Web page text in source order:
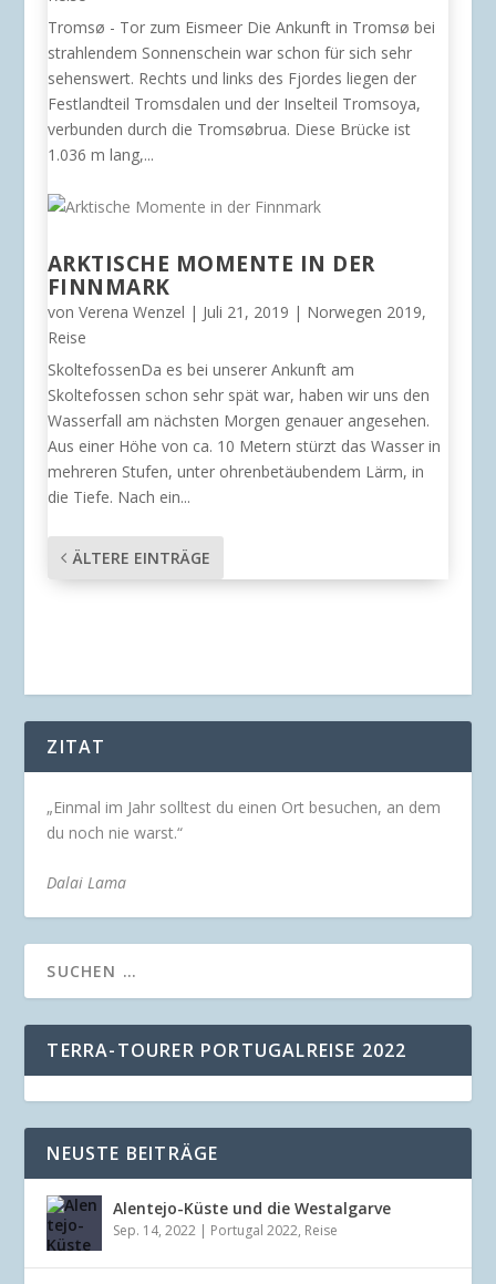
Tromsø - Tor zum Eismeer Die Ankunft in Tromsø bei
strahlendem Sonnenschein war schon für sich sehr
sehenswert. Rechts und links des Fjordes liegen der
Festlandteil Tromsdalen und der Inselteil Tromsoya,
verbunden durch die Tromsøbrua. Diese Brücke ist
1.036 m lang,...
ARKTISCHE MOMENTE IN DER
FINNMARK
von Verena Wenzel | Juli 21, 2019 | Norwegen 2019,
Reise
SkoltefossenDa es bei unserer Ankunft am
Skoltefossen schon sehr spät war, haben wir uns den
Wasserfall am nächsten Morgen genauer angesehen.
Aus einer Höhe von ca. 10 Metern stürzt das Wasser in
mehreren Stufen, unter ohrenbetäubendem Lärm, in
die Tiefe. Nach ein...
ÄLTERE EINTRÄGE
ZITAT
„Einmal im Jahr solltest du einen Ort besuchen, an dem
du noch nie warst.“
Dalai Lama
TERRA-TOURER PORTUGALREISE 2022
NEUSTE BEITRÄGE
Alentejo-Küste und die Westalgarve
Sep. 14, 2022 | Portugal 2022, Reise